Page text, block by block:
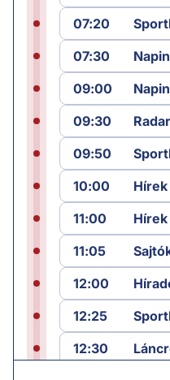
07:20
07:30
09:00
09:30
Radar
09:50
10:00
Hírek
11:00
Hírek
11:05
12:00
12:25
12:30